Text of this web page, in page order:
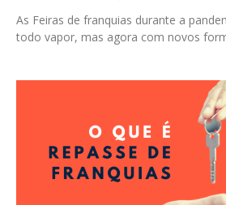
As Feiras de franquias durante a
todo vapor, mas agora com novos